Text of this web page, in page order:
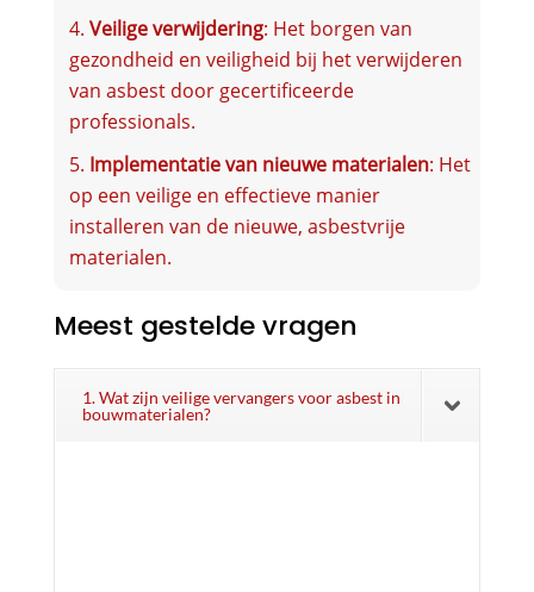
Veilige verwijdering: Het borgen van
gezondheid en veiligheid bij het verwijderen
van asbest door gecertificeerde
professionals.
Implementatie van nieuwe materialen: Het
op een veilige en effectieve manier
installeren van de nieuwe, asbestvrije
materialen.
Meest gestelde vragen
1. Wat zijn veilige vervangers voor asbest in
bouwmaterialen?